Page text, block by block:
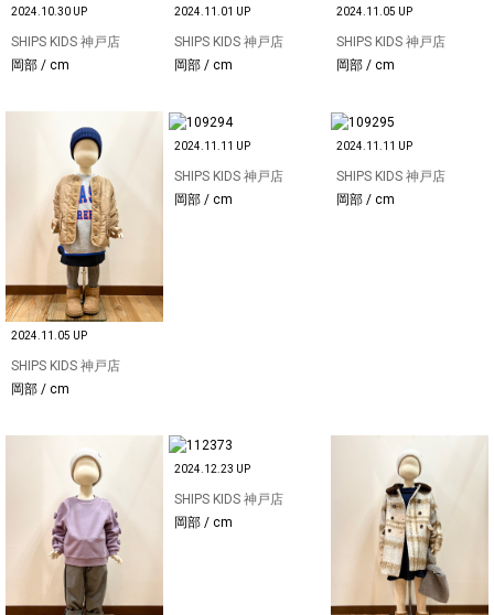
2024.10.30 UP
SHIPS KIDS 神戸店
岡部 / cm
2024.11.01 UP
SHIPS KIDS 神戸店
岡部 / cm
2024.11.05 UP
SHIPS KIDS 神戸店
岡部 / cm
2024.11.05 UP
SHIPS KIDS 神戸店
岡部 / cm
2024.11.11 UP
SHIPS KIDS 神戸店
岡部 / cm
2024.11.11 UP
SHIPS KIDS 神戸店
岡部 / cm
2024.12.23 UP
SHIPS KIDS 神戸店
岡部 / cm